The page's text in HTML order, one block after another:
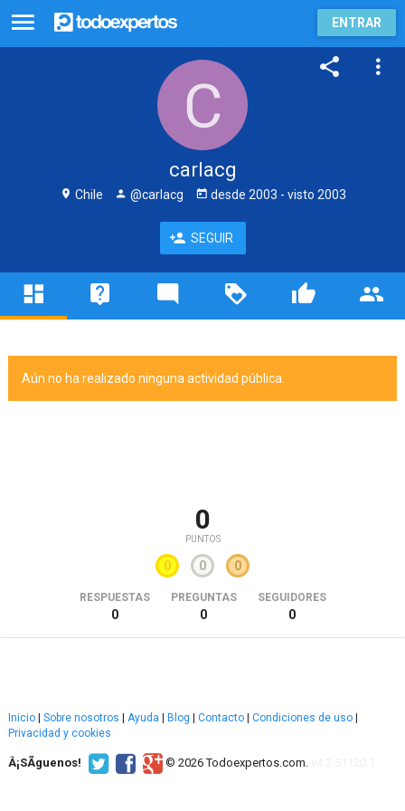
ENTRAR
carlacg
Chile @carlacg desde 2003 - visto 2003
SEGUIR
Aún no ha realizado ninguna actividad pública.
0
PUNTOS
0 0 0
RESPUESTAS
0
PREGUNTAS
0
SEGUIDORES
0
Inicio Sobre nosotros Ayuda Blog Contacto Condiciones de uso
Privacidad y cookies
Â¡SÃ­guenos! © 2026 Todoexpertos.com.